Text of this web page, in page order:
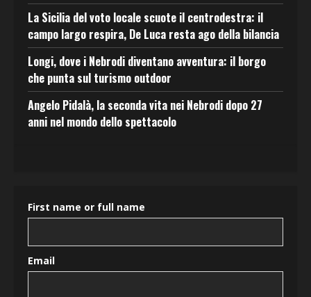
La Sicilia del voto locale scuote il centrodestra: il
campo largo respira, De Luca resta ago della bilancia
Longi, dove i Nebrodi diventano avventura: il borgo
che punta sul turismo outdoor
Angelo Pidalà, la seconda vita nei Nebrodi dopo 27
anni nel mondo dello spettacolo
First name or full name
Email